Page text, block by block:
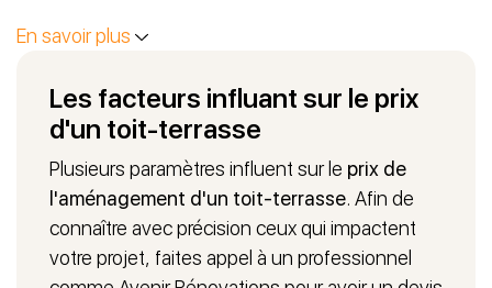
TOIT TERRASSE ACCESSIBLE ET
Le toit-terrasse accessible implique de faire des
travaux pourcréer un accès depuis l'intérieur de la
. L'espace doit aussi être recouvert d'un
matériau capable de résister au poids de l'installation
et aux passagers. Le sol de cette toiture peut être
laissé brut de béton, mais pour plus de confort, il est
préférable d'y installer un carrelage, des lames de bois,
En savoir plus
Les facteurs influant sur le prix
d'un toit-terrasse
Plusieurs paramètres influent sur le prix de
l'aménagement d'un toit-terrasse. Afin de
connaître avec précision ceux qui impactent
votre projet, faites appel à un professionnel